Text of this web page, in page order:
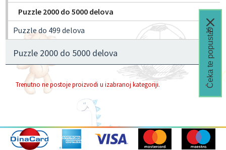
Puzzle 2000 do 5000 delova
Puzzle do 499 delova
Puzzle 2000 do 5000 delova
Trenutno ne postoje proizvodi u izabranoj kategoriji. Čeka te popust🎁